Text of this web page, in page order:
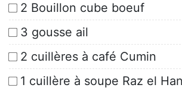
2 Bouillon cube boeuf
3 gousse ail
2 cuillères à café Cumin
1 cuillère à soupe Raz el